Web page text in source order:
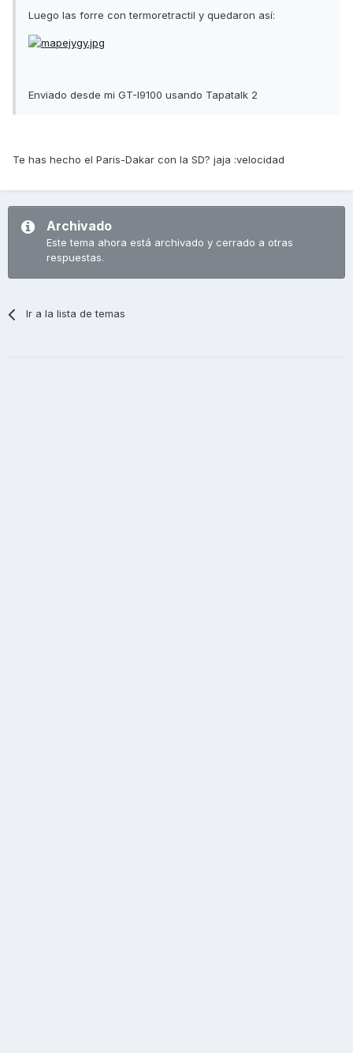
Luego las forre con termoretractil y quedaron así:
Enviado desde mi GT-I9100 usando Tapatalk 2
Te has hecho el Paris-Dakar con la SD? jaja :velocidad
Archivado
Este tema ahora está archivado y cerrado a otras
respuestas.
Ir a la lista de temas